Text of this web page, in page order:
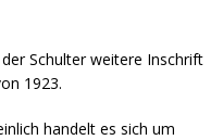
der Schulter weitere Inschrift
1923.
handelt es sich um